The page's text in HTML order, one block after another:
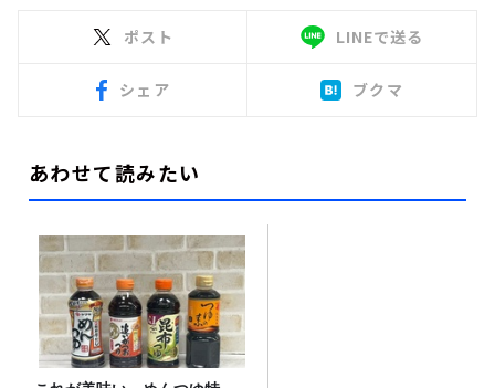
ポスト LINEで送る
シェア ブクマ
あわせて読みたい